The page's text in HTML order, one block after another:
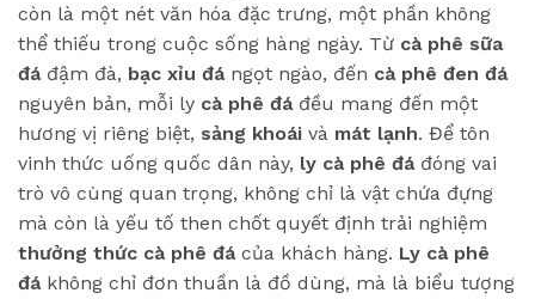
còn là một nét văn hóa đặc trưng, một phần không
thể thiếu trong cuộc sống hàng ngày. Từ cà phê sữa
đáđậm đà, bạc xỉu đángọt ngào, đến cà phê đen đá
nguyên bản, mỗi ly cà phê đáđều mang đến một
hương vị riêng biệt, sảng khoái và mát lạnh. Để tôn
vinh thức uống quốc dân này, ly cà phê đáđóng vai
trò vô cùng quan trọng, không chỉ là vật chứa đựng
mà còn là yếu tố then chốt quyết định trải nghiệm
thưởng thức cà phê đácủa khách hàng. Ly cà phê
đákhông chỉ đơn thuần là đồ dùng, mà là biểu tượng